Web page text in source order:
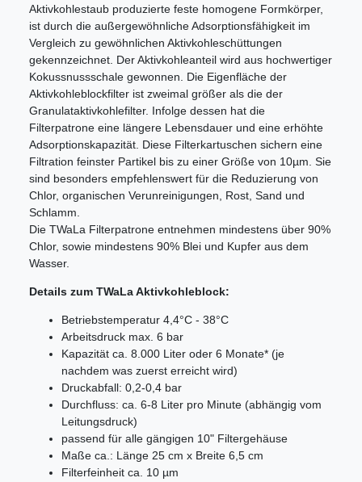
Aktivkohlestaub produzierte feste homogene Formkörper,
ist durch die außergewöhnliche Adsorptionsfähigkeit im
Vergleich zu gewöhnlichen Aktivkohleschüttungen
gekennzeichnet. Der Aktivkohleanteil wird aus hochwertiger
Kokussnussschale gewonnen. Die Eigenfläche der
Aktivkohleblockfilter ist zweimal größer als die der
Granulataktivkohlefilter. Infolge dessen hat die
Filterpatrone eine längere Lebensdauer und eine erhöhte
Adsorptionskapazität. Diese Filterkartuschen sichern eine
Filtration feinster Partikel bis zu einer Größe von 10µm. Sie
sind besonders empfehlenswert für die Reduzierung von
Chlor, organischen Verunreinigungen, Rost, Sand und
Schlamm.
Die TWaLa Filterpatrone entnehmen mindestens über 90%
Chlor, sowie mindestens 90% Blei und Kupfer aus dem
Wasser.
Details zum TWaLa Aktivkohleblock:
Betriebstemperatur 4,4°C - 38°C
Arbeitsdruck max. 6 bar
Kapazität ca. 8.000 Liter oder 6 Monate* (je
nachdem was zuerst erreicht wird)
Druckabfall: 0,2-0,4 bar
Durchfluss: ca. 6-8 Liter pro Minute (abhängig vom
Leitungsdruck)
passend für alle gängigen 10" Filtergehäuse
Maße ca.: Länge 25 cm x Breite 6,5 cm
Filterfeinheit ca. 10 µm